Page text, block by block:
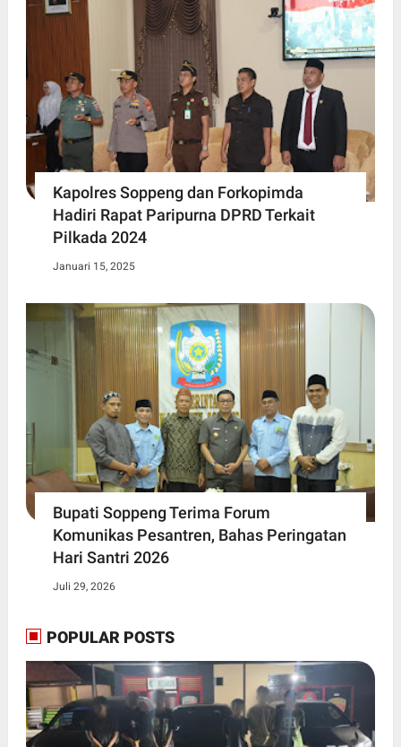
Kapolres Soppeng dan Forkopimda
Hadiri Rapat Paripurna DPRD Terkait
Pilkada 2024
Januari 15, 2025
Bupati Soppeng Terima Forum
Komunikas Pesantren, Bahas Peringatan
Hari Santri 2026
Juli 29, 2026
POPULAR POSTS